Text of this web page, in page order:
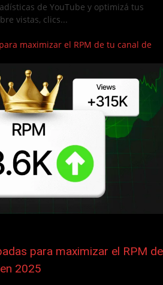
de YouTube y optimizá tus
vistas, clics...
maximizar el RPM de tu canal de
para maximizar el RPM de
2025